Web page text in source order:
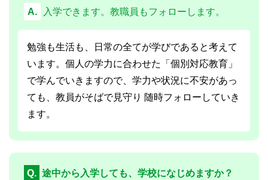
A. 入学できます。教職員もフォローします。
勉強も生活も、日常の全てが学びであると考えて
います。個人の学力に合わせた「個別対応教育」
で学んでいきますので、学力や状況に不安があっ
ても、教員がそばで見守り 随時フォローしていき
ます。
Q. 途中から入学しても、学校になじめますか？